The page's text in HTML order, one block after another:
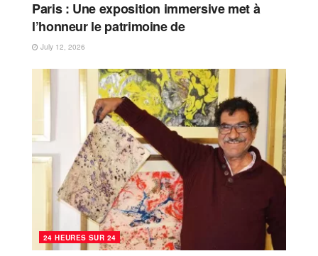
Paris : Une exposition immersive met à
l’honneur le patrimoine de
July 12, 2026
24 HEURES SUR 24